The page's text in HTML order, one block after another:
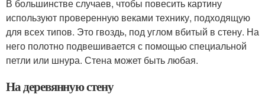
В большинстве случаев, чтобы повесить картину
используют проверенную веками технику, подходящую
для всех типов. Это гвоздь, под углом вбитый в стену. На
него полотно подвешивается с помощью специальной
петли или шнура. Стена может быть любая.
На деревянную стену